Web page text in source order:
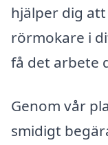
hjälper dig
rörmokare i
få det arbete
Genom vår
smidigt